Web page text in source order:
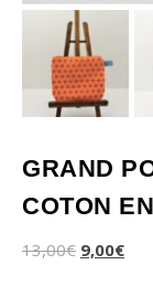
GRAND
COTON
13,00€ 9,00€